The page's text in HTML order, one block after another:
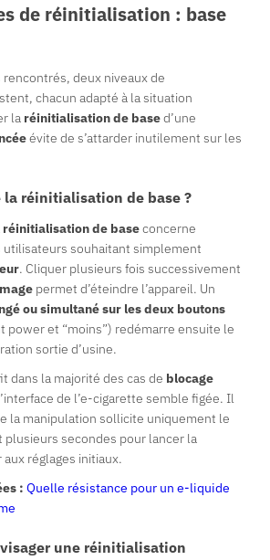
de réinitialisation : base
rencontrés, deux niveaux de
chacun adapté à la situation
la réinitialisation de based’une
évite de s’attarder inutilement sur les
la réinitialisation de base ?
réinitialisation de baseconcerne
souhaitant simplement
. Cliquer plusieurs fois successivement
permet d’éteindre l’appareil. Un
ou simultané sur les deux boutons
power et “moins”) redémarre ensuite le
sortie d’usine.
dans la majorité des cas de blocage
de l’e-cigarette semble figée. Il
la manipulation sollicite uniquement le
plusieurs secondes pour lancer la
réglages initiaux.
: Quelle résistance pour un e-liquide
une réinitialisation